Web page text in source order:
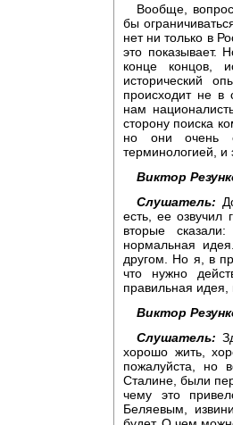
Вообще,
бы
нет ни только в
это показывает.
конце концов,
исторический
происходит не в
нам
сторону поиска
но они очень
терминологией, и
Виктор
Слушатель:
есть, ее озвучил
вторые
нормальная
другом. Но я, в
что нужно
правильная идея,
Виктор
Слушатель:
хорошо жить,
пожалуйста, но
Сталине, были
чему это
Беляевым,